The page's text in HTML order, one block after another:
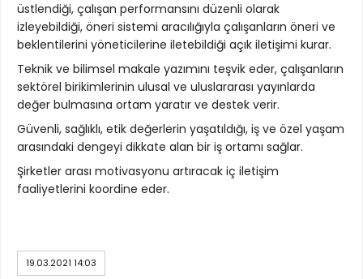
üstlendiği, çalışan performansını düzenli olarak
izleyebildiği, öneri sistemi aracılığıyla çalışanların öneri ve
beklentilerini yöneticilerine iletebildiği açık iletişimi kurar.
Teknik ve bilimsel makale yazımını teşvik eder, çalışanların
sektörel birikimlerinin ulusal ve uluslararası yayınlarda
değer bulmasına ortam yaratır ve destek verir.
Güvenli, sağlıklı, etik değerlerin yaşatıldığı, iş ve özel yaşam
arasındaki dengeyi dikkate alan bir iş ortamı sağlar.
Şirketler arası motivasyonu artıracak iç iletişim
faaliyetlerini koordine eder.
19.03.2021 14:03